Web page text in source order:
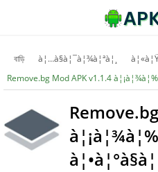
বাড়ি à¦…à§à¦¯à¦¾à¦ªà¦¸
Remove.bg Mod APK v1.1.4